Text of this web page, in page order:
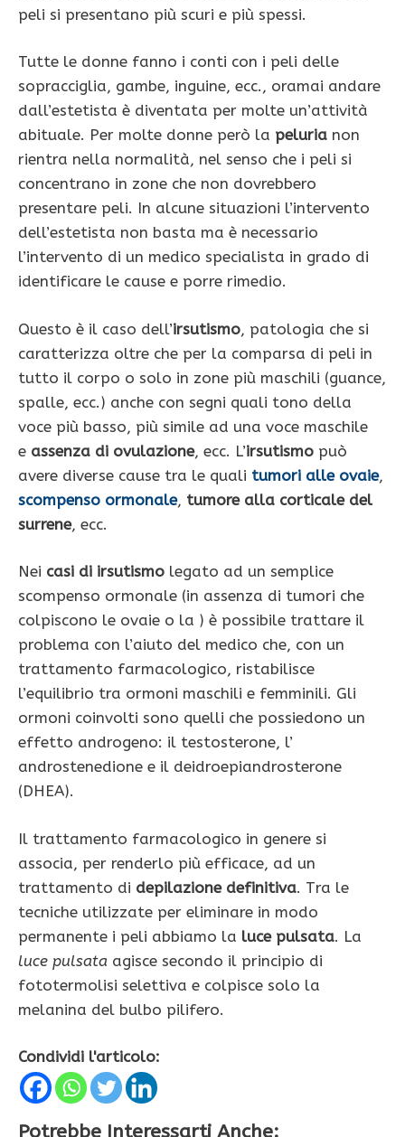
peli si presentano più scuri e più spessi.
Tutte le donne fanno i conti con i peli delle
sopracciglia, gambe, inguine, ecc., oramai andare
dall’estetista è diventata per molte un’attività
abituale. Per molte donne però la peluria non
rientra nella normalità, nel senso che i peli si
concentrano in zone che non dovrebbero
presentare peli. In alcune situazioni l’intervento
dell’estetista non basta ma è necessario
l’intervento di un medico specialista in grado di
identificare le cause e porre rimedio.
Questo è il caso dell’irsutismo, patologia che si
caratterizza oltre che per la comparsa di peli in
tutto il corpo o solo in zone più maschili (guance,
spalle, ecc.) anche con segni quali tono della
voce più basso, più simile ad una voce maschile
e assenza di ovulazione, ecc. L’irsutismo può
avere diverse cause tra le quali tumori alle ovaie,
scompenso ormonale, tumore alla corticale del
surrene, ecc.
Nei casi di irsutismo legato ad un semplice
scompenso ormonale (in assenza di tumori che
colpiscono le ovaie o la ) è possibile trattare il
problema con l’aiuto del medico che, con un
trattamento farmacologico, ristabilisce
l’equilibrio tra ormoni maschili e femminili. Gli
ormoni coinvolti sono quelli che possiedono un
effetto androgeno: il testosterone, l’
androstenedione e il deidroepiandrosterone
(DHEA).
Il trattamento farmacologico in genere si
associa, per renderlo più efficace, ad un
trattamento di depilazione definitiva. Tra le
tecniche utilizzate per eliminare in modo
permanente i peli abbiamo la luce pulsata. La
luce pulsata agisce secondo il principio di
fototermolisi selettiva e colpisce solo la
melanina del bulbo pilifero.
Condividi l'articolo:
Potrebbe Interessarti Anche: